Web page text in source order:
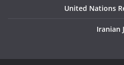
United Nations
Iranian